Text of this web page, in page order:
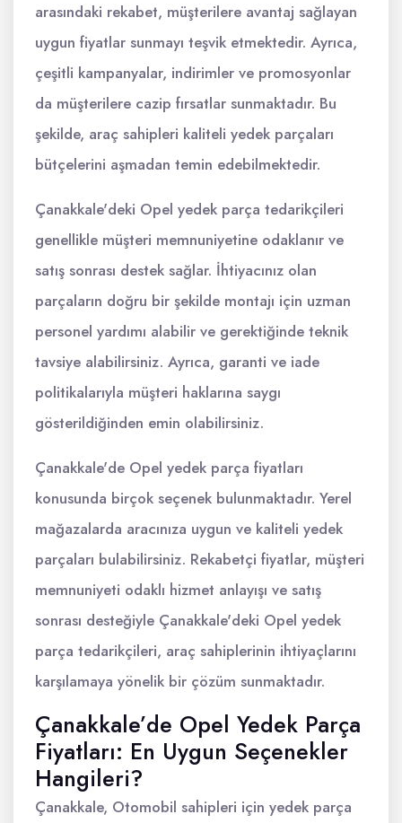
arasındaki rekabet, müşterilere avantaj sağlayan
uygun fiyatlar sunmayı teşvik etmektedir. Ayrıca,
çeşitli kampanyalar, indirimler ve promosyonlar
da müşterilere cazip fırsatlar sunmaktadır. Bu
şekilde, araç sahipleri kaliteli yedek parçaları
bütçelerini aşmadan temin edebilmektedir.
Çanakkale'deki Opel yedek parça tedarikçileri
genellikle müşteri memnuniyetine odaklanır ve
satış sonrası destek sağlar. İhtiyacınız olan
parçaların doğru bir şekilde montajı için uzman
personel yardımı alabilir ve gerektiğinde teknik
tavsiye alabilirsiniz. Ayrıca, garanti ve iade
politikalarıyla müşteri haklarına saygı
gösterildiğinden emin olabilirsiniz.
Çanakkale'de Opel yedek parça fiyatları
konusunda birçok seçenek bulunmaktadır. Yerel
mağazalarda aracınıza uygun ve kaliteli yedek
parçaları bulabilirsiniz. Rekabetçi fiyatlar, müşteri
memnuniyeti odaklı hizmet anlayışı ve satış
sonrası desteğiyle Çanakkale'deki Opel yedek
parça tedarikçileri, araç sahiplerinin ihtiyaçlarını
karşılamaya yönelik bir çözüm sunmaktadır.
Çanakkale’de Opel Yedek Parça
Fiyatları: En Uygun Seçenekler
Hangileri?
Çanakkale, Otomobil sahipleri için yedek parça